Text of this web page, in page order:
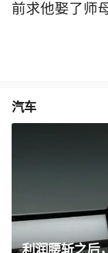
前求他娶了师
汽车